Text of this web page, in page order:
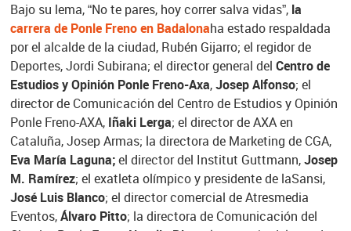
Bajo su lema, “No te pares, hoy correr salva vidas”, la
carrera de Ponle Freno en Badalonaha estado respaldada
por el alcalde de la ciudad, Rubén Gijarro; el regidor de
Deportes, Jordi Subirana; el director general del Centro de
Estudios y Opinión Ponle Freno-Axa,Josep Alfonso; el
director de Comunicación del Centro de Estudios y Opinión
Ponle Freno-AXA,Iñaki Lerga; el director de AXA en
Cataluña, Josep Armas; la directora de Marketing de CGA,
Eva María Laguna;el director del Institut Guttmann,Josep
M. Ramírez; el exatleta olímpico y presidente de laSansi,
José Luis Blanco; el director comercial de Atresmedia
Eventos,Álvaro Pitto; la directora de Comunicación del